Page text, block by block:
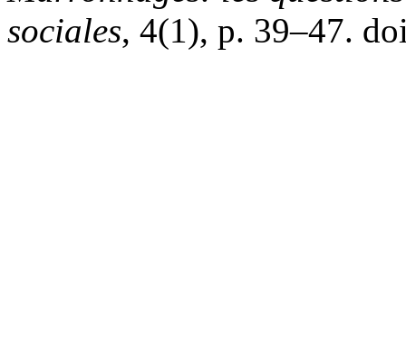
sociales, 4(1), p. 39–47.